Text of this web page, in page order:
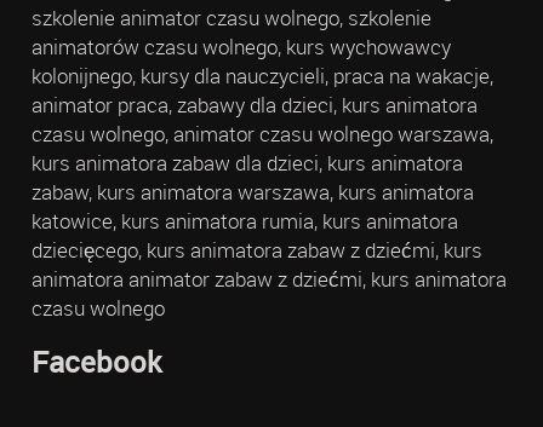
szkolenie animator czasu wolnego, szkolenie
animatorów czasu wolnego, kurs wychowawcy
kolonijnego, kursy dla nauczycieli, praca na wakacje,
animator praca, zabawy dla dzieci, kurs animatora
czasu wolnego, animator czasu wolnego warszawa,
kurs animatora zabaw dla dzieci, kurs animatora
zabaw, kurs animatora warszawa, kurs animatora
katowice, kurs animatora rumia, kurs animatora
dziecięcego, kurs animatora zabaw z dziećmi, kurs
animatora animator zabaw z dziećmi, kurs animatora
czasu wolnego
Facebook